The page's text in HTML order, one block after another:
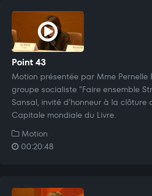
Point 43
Motion présentée par Mme Pernelle
groupe socialiste "Faire ensemble
Sansal, invité d'honneur à la clôture
Capitale mondiale du Livre.
Motion
00:20:48